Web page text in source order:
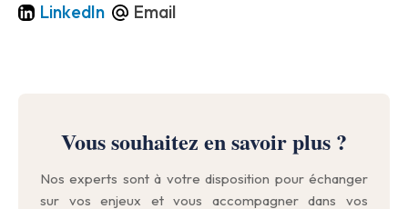
LinkedIn Email
Vous souhaitez en savoir plus ?
Nos experts sont à votre disposition pour échanger
sur vos enjeux et vous accompagner dans vos